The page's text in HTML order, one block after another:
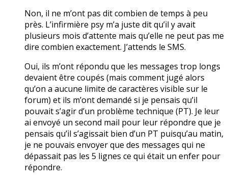
Non, il ne m’ont pas dit combien de temps à peu
près. L’infirmière psy m’a juste dit qu’il y avait
plusieurs mois d’attente mais qu’elle ne peut pas me
dire combien exactement. J’attends le SMS.
Oui, ils m’ont répondu que les messages trop longs
devaient être coupés (mais comment jugé alors
qu’on a aucune limite de caractères visible sur le
forum) et ils m’ont demandé si je pensais qu’il
pouvait s’agir d’un problème technique (PT). Je leur
ai envoyé un second mail pour leur répondre que je
pensais qu’il s’agissait bien d’un PT puisqu’au matin,
je ne pouvais envoyer que des messages qui ne
dépassait pas les 5 lignes ce qui était un enfer pour
répondre.